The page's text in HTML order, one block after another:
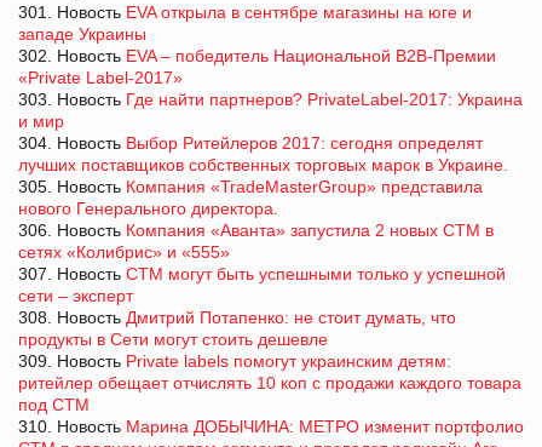
301. Новость EVA открыла в сентябре магазины на юге и
западе Украины
302. Новость EVA – победитель Национальной В2В-Премии
«Private Label-2017»
303. Новость Где найти партнеров? PrivateLabel-2017: Украина
и мир
304. Новость Выбор Ритейлеров 2017: сегодня определят
лучших поставщиков собственных торговых марок в Украине.
305. Новость Компания «TradeMasterGroup» представила
нового Генерального директора.
306. Новость Компания «Аванта» запустила 2 новых СТМ в
сетях «Колибрис» и «555»
307. Новость СТМ могут быть успешными только у успешной
сети – эксперт
308. Новость Дмитрий Потапенко: не стоит думать, что
продукты в Сети могут стоить дешевле
309. Новость Private labels помогут украинским детям:
ритейлер обещает отчислять 10 коп с продажи каждого товара
под СТМ
310. Новость Марина ДОБЫЧИНА: МЕТРО изменит портфолио